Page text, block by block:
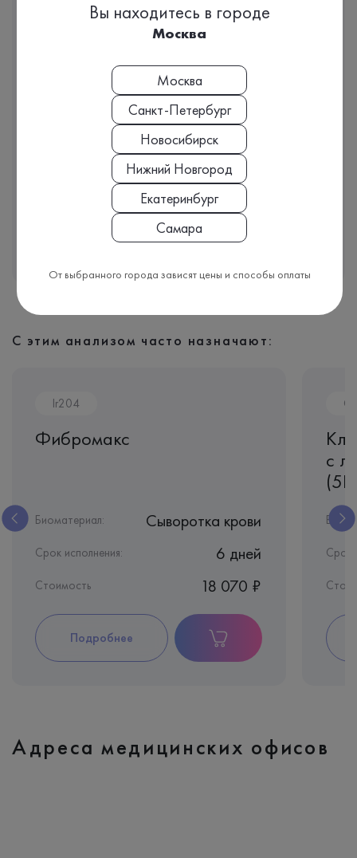
Панель пищевых аллергенов № 15
(апельсин, ...
Срок исполнения:
Подробнее
С этим анализом часто назначают:
Ir204
Фибромакс
Биоматериал: Сыворотка крови
Срок исполнения: 6 дней
Стоимость 18 070 ₽
Подробнее
с
Срок
Адреса медицинских офисов
Вы находитесь в городе
Москва
Москва
Санкт-Петербург
Новосибирск
Нижний Новгород
Екатеринбург
Самара
От выбранного города зависят цены и способы оплаты